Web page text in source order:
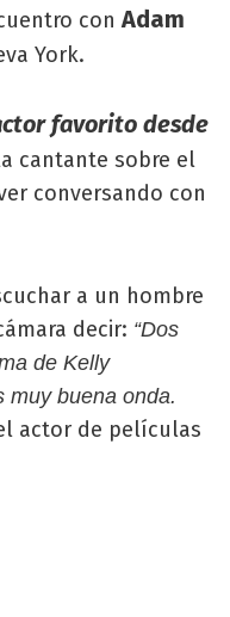
conAdam
York.
favorito desde
cantante sobre el
conversando con
a un hombre
decir: “Dos
de Kelly
muy buena onda.
actor de películas